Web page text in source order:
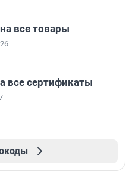
все товары
все сертификаты